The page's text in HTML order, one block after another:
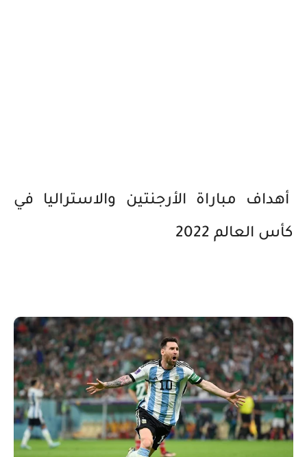
أهداف مباراة الأرجنتين والاستراليا في
كأس العالم 2022